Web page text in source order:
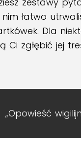
łatwo
Dla
zgłębić jej
„Opowieść